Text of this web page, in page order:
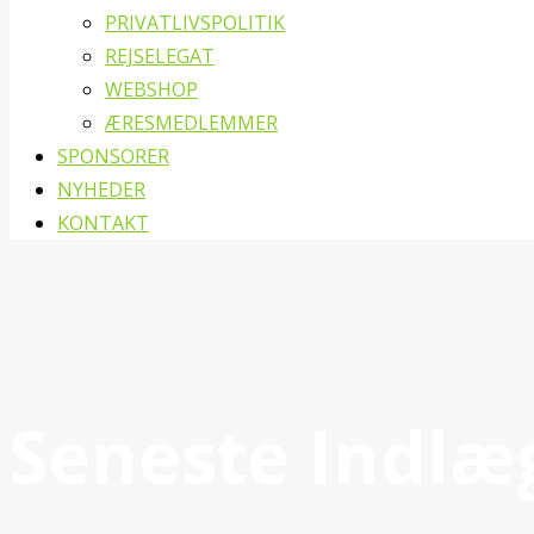
PRIVATLIVSPOLITIK
REJSELEGAT
WEBSHOP
ÆRESMEDLEMMER
SPONSORER
NYHEDER
KONTAKT